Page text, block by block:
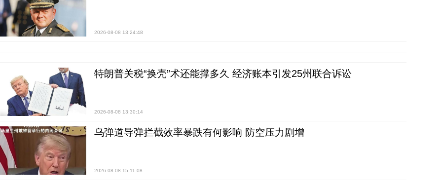
2026-08-08 13:24:48
特朗普关税“换壳”术还能撑多久 经济账本引发25州联合诉讼
2026-08-08 13:30:14
乌弹道导弹拦截效率暴跌有何影响 防空压力剧增
2026-08-08 15:11:08